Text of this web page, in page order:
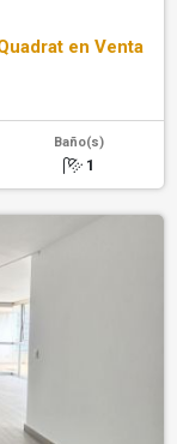
en Venta
Baño(s)
1